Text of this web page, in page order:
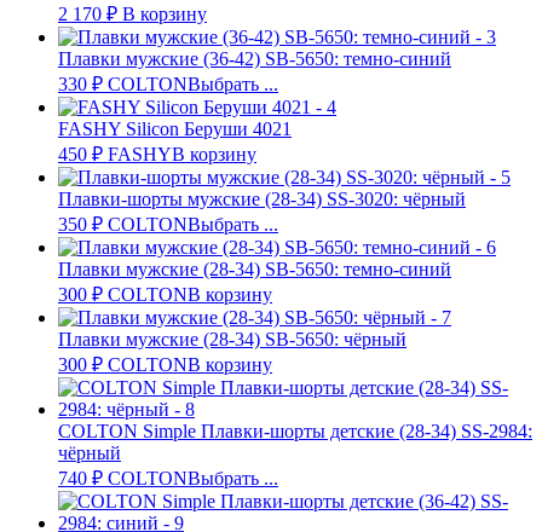
2 170 ₽ В корзину
Плавки мужские (36-42) SB-5650: темно-синий
330 ₽ COLTONВыбрать ...
FASHY Silicon Беруши 4021
450 ₽ FASHYВ корзину
Плавки-шорты мужские (28-34) SS-3020: чёрный
350 ₽ COLTONВыбрать ...
Плавки мужские (28-34) SB-5650: темно-синий
300 ₽ COLTONВ корзину
Плавки мужские (28-34) SB-5650: чёрный
300 ₽ COLTONВ корзину
COLTON Simple Плавки-шорты детские (28-34) SS-2984:
чёрный
740 ₽ COLTONВыбрать ...